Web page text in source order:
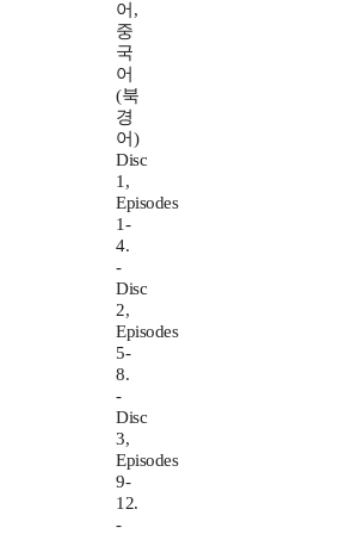
어,
중
국
어
(북
경
어)
Disc
1,
Episodes
1-
4.
-
Disc
2,
Episodes
5-
8.
-
Disc
3,
Episodes
9-
12.
-